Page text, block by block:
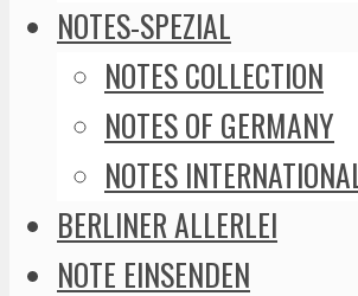
NOTES-SPEZIAL
NOTES COLLECTION
NOTES OF GERMANY
NOTES INTERNATIONAL
BERLINER ALLERLEI
NOTE EINSENDEN